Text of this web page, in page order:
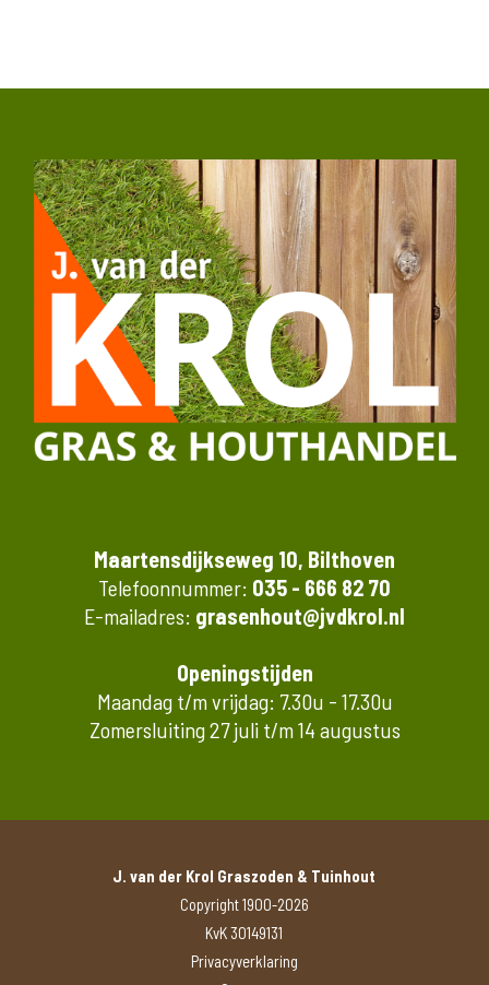
Maartensdijkseweg 10, Bilthoven
Telefoonnummer: 035 - 666 82 70
E-mailadres: grasenhout@jvdkrol.nl
Openingstijden
Maandag t/m vrijdag: 7.30u - 17.30u
Zomersluiting 27 juli t/m 14 augustus
J. van der Krol Graszoden & Tuinhout
Copyright 1900-2026
KvK 30149131
Privacyverklaring